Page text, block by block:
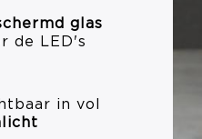
glas
de LED's
in vol